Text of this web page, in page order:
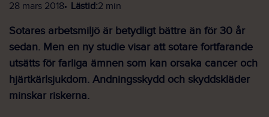
28 mars 2018 Lästid:2 min
Sotares arbetsmiljö är betydligt bättre än för 30 år
sedan. Men en ny studie visar att sotare fortfarande
utsätts för farliga ämnen som kan orsaka cancer och
hjärtkärlsjukdom. Andningsskydd och skyddskläder
minskar riskerna.